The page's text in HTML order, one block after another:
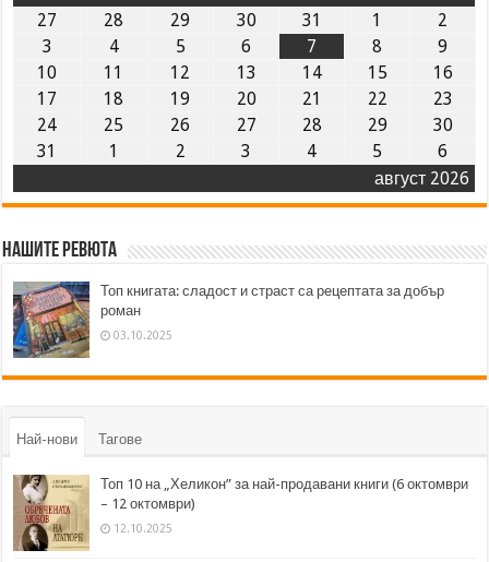
август 2026
27 28 29 30 31 1
2
3
4 5 6 7 8
9
10
11 12 13 14 15
16
17
18 19 20 21 22
23
24
25 26 27 28 29
30
31
1 2 3 4 5 6
Нашите ревюта
Топ книгата: сладост и страст са рецептата за добър
роман
03.10.2025
Най-нови Тагове
Топ 10 на „Хеликон” за най-продавани книги (6 октомври
– 12 октомври)
12.10.2025